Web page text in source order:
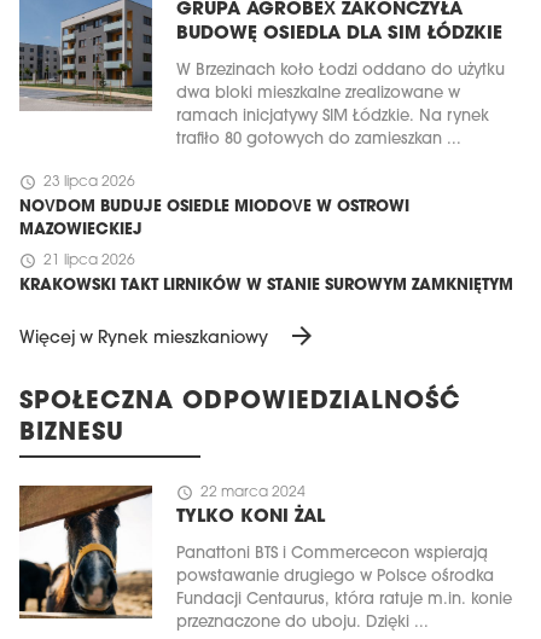
GRUPA AGROBEX ZAKOŃCZYŁA
BUDOWĘ OSIEDLA DLA SIM ŁÓDZKIE
W Brzezinach koło Łodzi oddano do użytku
dwa bloki mieszkalne zrealizowane w
ramach inicjatywy SIM Łódzkie. Na rynek
trafiło 80 gotowych do zamieszkan ...
schedule 23 lipca 2026
NOVDOM BUDUJE OSIEDLE MIODOVE W OSTROWI
MAZOWIECKIEJ
schedule 21 lipca 2026
KRAKOWSKI TAKT LIRNIKÓW W STANIE SUROWYM ZAMKNIĘTYM
Więcej w Rynek mieszkaniowy arrow_forward
SPOŁECZNA ODPOWIEDZIALNOŚĆ
BIZNESU
schedule 22 marca 2024
TYLKO KONI ŻAL
Panattoni BTS i Commercecon wspierają
powstawanie drugiego w Polsce ośrodka
Fundacji Centaurus, która ratuje m.in. konie
przeznaczone do uboju. Dzięki ...